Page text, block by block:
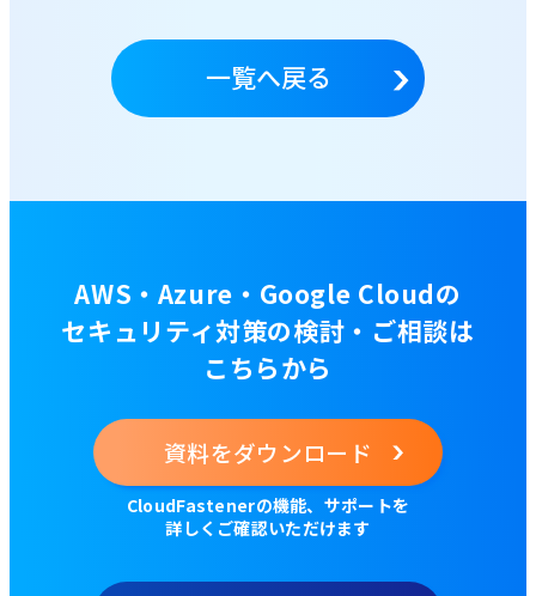
一覧へ戻る
AWS・Azure・Google Cloudの
セキュリティ対策の検討・ご相談は
こちらから
資料をダウンロード
CloudFastenerの機能、サポートを
詳しくご確認いただけます